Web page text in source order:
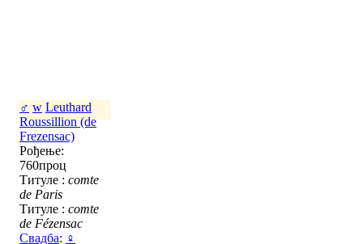
♂ w Leuthard
Roussillion (de
Frezensac)
Рођење:
760проц
Титуле : comte
de Paris
Титуле : comte
de Fézensac
Свадба: ♀